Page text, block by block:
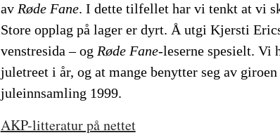
av Røde Fane. I dette tilfellet har vi tenkt at vi
Store opplag på lager er dyrt. Å utgi Kjersti
venstresida–og Røde Fane-leserne spesielt. Vi
juletreet i år, og at mange benytter seg av
juleinnsamling 1999.
AKP-litteratur på nettet